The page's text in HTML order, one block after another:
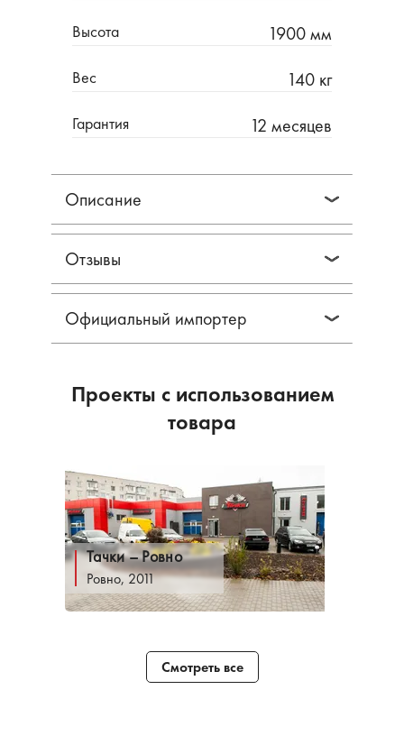
Высота 1900 мм
Вес 140 кг
Гарантия 12 месяцев
Описание
Отзывы
Официальный импортер
Проекты с использованием
товара
Тачки – Ровно
Ровно, 2011
Смотреть все